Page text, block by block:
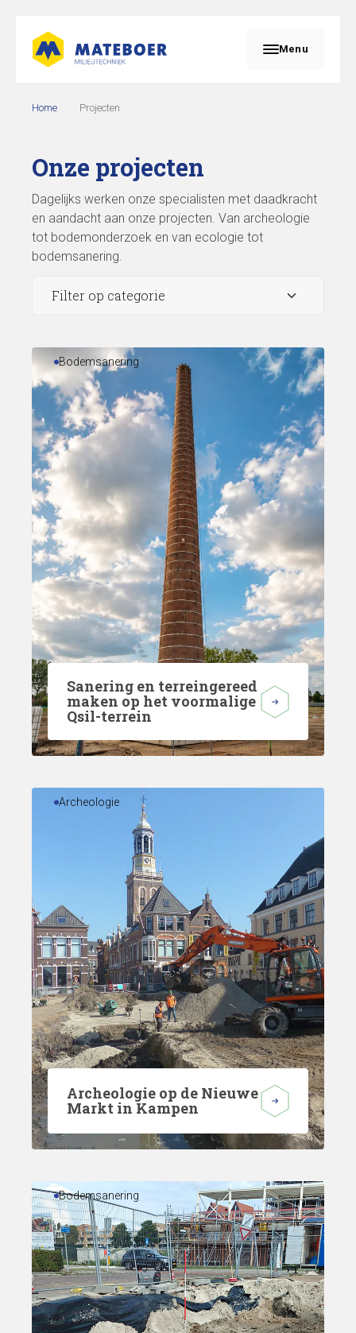
Menu
Home Projecten
Onze projecten
Dagelijks werken onze specialisten met daadkracht
en aandacht aan onze projecten. Van archeologie
tot bodemonderzoek en van ecologie tot
bodemsanering.
Bodemsanering
Sanering en terreingereed
maken op het voormalige
Qsil-terrein
Archeologie
Archeologie op de Nieuwe
Markt in Kampen
Bodemsanering